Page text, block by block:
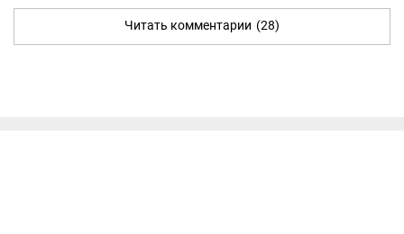
Читать комментарии (28)